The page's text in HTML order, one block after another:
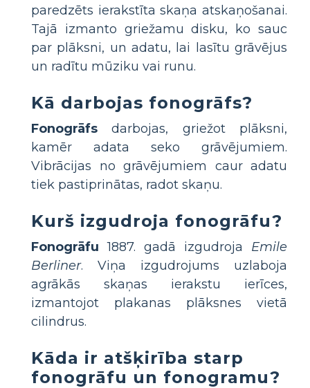
paredzēts ierakstīta skaņa atskaņošanai.
Tajā izmanto griežamu disku, ko sauc
par plāksni, un adatu, lai lasītu grāvējus
un radītu mūziku vai runu.
Kā darbojas fonogrāfs?
Fonogrāfs darbojas, griežot plāksni,
kamēr adata seko grāvējumiem.
Vibrācijas no grāvējumiem caur adatu
tiek pastiprinātas, radot skaņu.
Kurš izgudroja fonogrāfu?
Fonogrāfu 1887. gadā izgudroja Emile
Berliner. Viņa izgudrojums uzlaboja
agrākās skaņas ierakstu ierīces,
izmantojot plakanas plāksnes vietā
cilindrus.
Kāda ir atšķirība starp
fonogrāfu un fonogramu?